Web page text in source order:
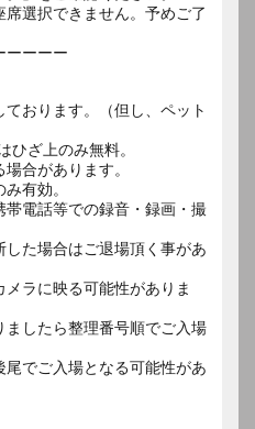
選択できません。予めご了
ーーーー
おります。（但し、ペット
ざ上のみ無料。
合があります。
有効。
電話等での録音・録画・撮
た場合はご退場頂く事があ
ラに映る可能性がありま
したら整理番号順でご入場
でご入場となる可能性があ